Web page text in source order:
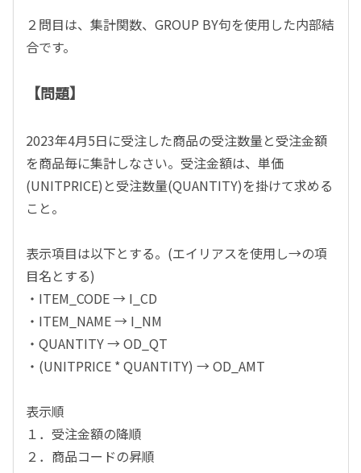
２問目は、集計関数、GROUP BY句を使用した内部結
合です。
【問題】
2023年4月5日に受注した商品の受注数量と受注金額
を商品毎に集計しなさい。受注金額は、単価
(UNITPRICE)と受注数量(QUANTITY)を掛けて求める
こと。
表示項目は以下とする。(エイリアスを使用し→の項
目名とする)
・ITEM_CODE → I_CD
・ITEM_NAME → I_NM
・QUANTITY → OD_QT
・(UNITPRICE * QUANTITY) → OD_AMT
表示順
１．受注金額の降順
２．商品コードの昇順